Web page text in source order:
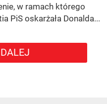
w ramach którego
PiS oskarżała Donalda...